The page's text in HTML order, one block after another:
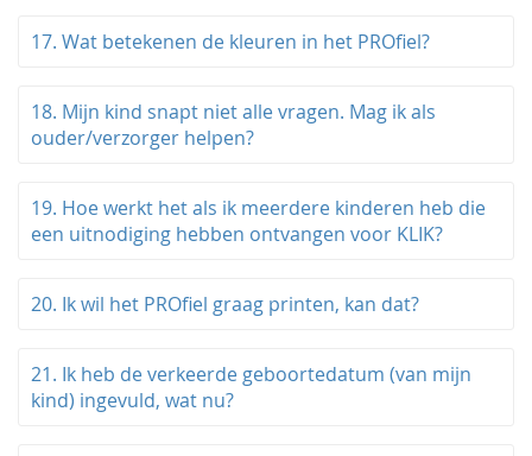
17. Wat betekenen de kleuren in het PROfiel?
18. Mijn kind snapt niet alle vragen. Mag ik als
ouder/verzorger helpen?
19. Hoe werkt het als ik meerdere kinderen heb die
een uitnodiging hebben ontvangen voor KLIK?
20. Ik wil het PROfiel graag printen, kan dat?
21. Ik heb de verkeerde geboortedatum (van mijn
kind) ingevuld, wat nu?